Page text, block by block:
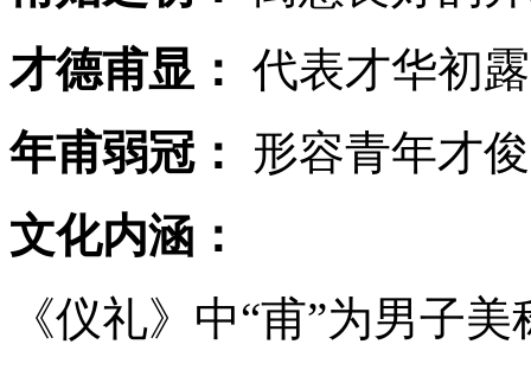
才德甫显： 代表才华初
年甫弱冠：
形容青年才
文化内涵：
《仪礼》中“甫”为男子